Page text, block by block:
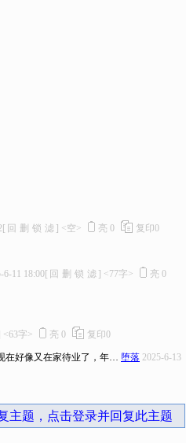
[ 回 删 锁 滤 ] <空> 亮 0 复印0
6-11 18:00[ 回 删 锁 滤 ] <77字> 亮 0
<63字> 亮 0 复印0
在好像又在家待业了，年… 堕落 2025-6-13
主题，点击登录并回复此主题